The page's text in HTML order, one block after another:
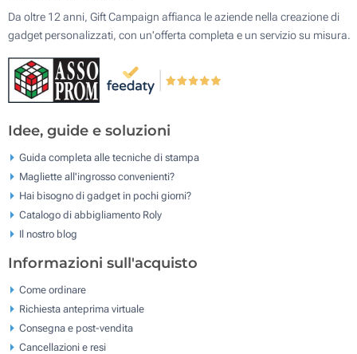
Da oltre 12 anni, Gift Campaign affianca le aziende nella creazione di
gadget personalizzati, con un'offerta completa e un servizio su misura.
Idee, guide e soluzioni
Guida completa alle tecniche di stampa
Magliette all'ingrosso convenienti?
Hai bisogno di gadget in pochi giorni?
Catalogo di abbigliamento Roly
Il nostro blog
Informazioni sull'acquisto
Come ordinare
Richiesta anteprima virtuale
Consegna e post-vendita
Cancellazioni e resi